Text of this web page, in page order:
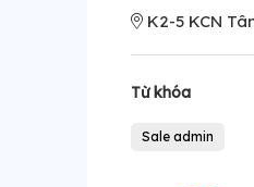
K2-5 KCN
Từ khóa
Sale admin